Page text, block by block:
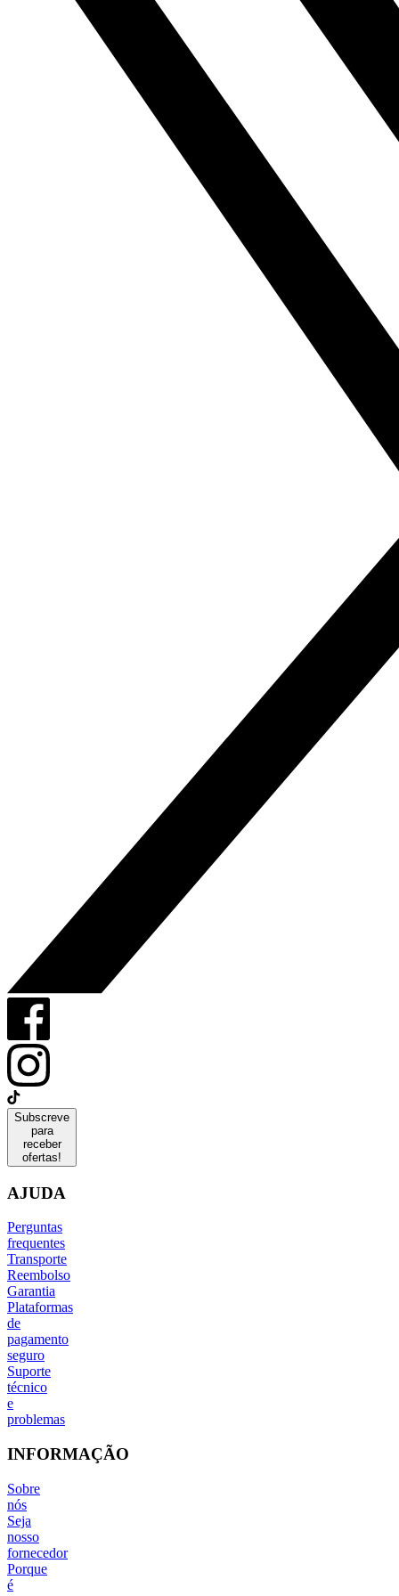
Subscreve
para
receber
ofertas!
AJUDA
Perguntas
frequentes
Transporte
Reembolso
Garantia
Plataformas
de
pagamento
seguro
Suporte
técnico
e
problemas
INFORMAÇÃO
Sobre
nós
Seja
nosso
fornecedor
Porque
é